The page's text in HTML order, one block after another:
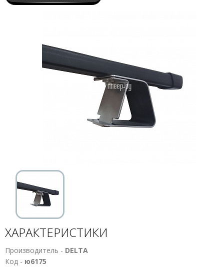
ХАРАКТЕРИСТИКИ
Производитель - DELTA
Код - ю6175